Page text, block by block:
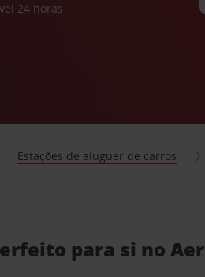
24 horas
Estações de aluguer de carros
para si no